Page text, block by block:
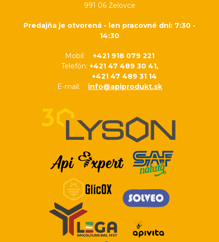
991 06 Želovce
Predajňa je otvorená - len pracovné dni: 7:30 -
14:30
Mobil: +421 918 079 221
Telefón: +421 47 489 30 41,
+421 47 489 31 14
E-mail: info@apiprodukt.sk